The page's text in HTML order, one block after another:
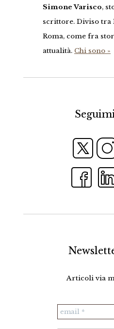
Simone Varisco,
scrittore. Diviso tra
Roma, come fra
attualità. Chi sono »
Articoli via